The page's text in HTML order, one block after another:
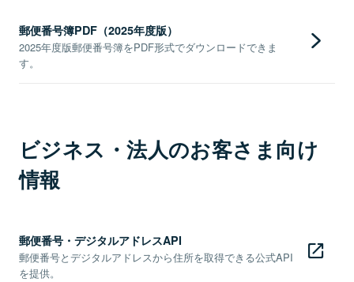
郵便番号簿PDF（2025年度版）
2025年度版郵便番号簿をPDF形式でダウンロードできま
す。
ビジネス・法人のお客さま向け
情報
郵便番号・デジタルアドレスAPI
郵便番号とデジタルアドレスから住所を取得できる公式API
を提供。